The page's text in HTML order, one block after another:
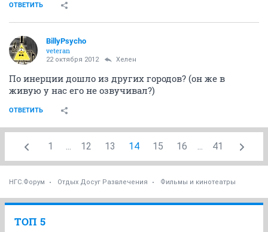
ОТВЕТИТЬ
BillyPsycho
veteran
22 октября 2012 Хелен
По инерции дошло из других городов? (он же в
живую у нас его не озвучивал?)
ОТВЕТИТЬ
1 ... 12 13 14 15 16 ... 41
НГС.Форум Отдых Досуг Развлечения Фильмы и кинотеатры
ТОП 5